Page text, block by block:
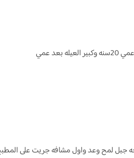
جبل لمح وعد واول مشافه جريت على